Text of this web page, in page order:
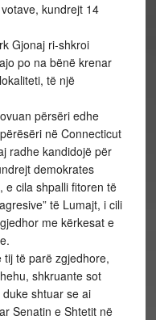
kundrejt 14
Gjonaj ri-shkroi
po na bënë krenar
të një
përsëri edhe
në Connecticut
radhe kandidojë për
demokrates
e cila shpalli fitoren të
të Lumajt, i cili
me kërkesat e
të parë zgjedhore,
shkruante sot
shtuar se ai
Senatin e Shtetit në